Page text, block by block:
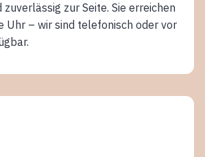
zur Seite. Sie erreichen
Uhr – wir sind telefonisch oder vor